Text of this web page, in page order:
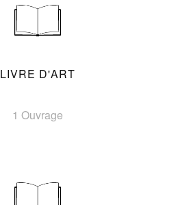
LIVRE D'ART
1 Ouvrage